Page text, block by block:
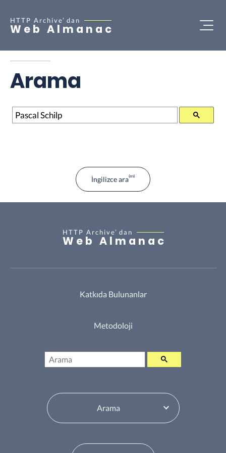
HTTP Archive’ dan
Web Almanac
Arama
Arama
İngilizce ara
HTTP Archive’ dan
Web Almanac
Katkıda Bulunanlar
Metodoloji
Arama
İçindekiler Tablosu Değiştiricisi